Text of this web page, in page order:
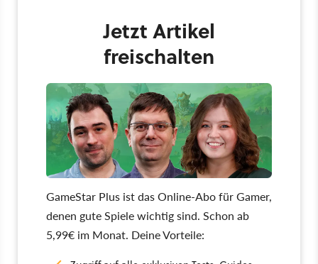
Jetzt Artikel
freischalten
GameStar Plus ist das Online-Abo für Gamer,
denen gute Spiele wichtig sind. Schon ab
5,99€ im Monat. Deine Vorteile: